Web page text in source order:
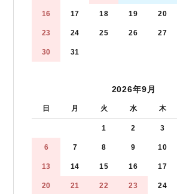
16 17 18 19 20
23 24 25 26 27
30 31
2026年9月
日 月 火 水 木
1 2 3
6 7 8 9 10
13 14 15 16 17
20 21 22 23 24